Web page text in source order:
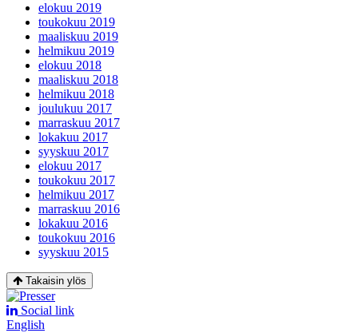
elokuu 2019
toukokuu 2019
maaliskuu 2019
helmikuu 2019
elokuu 2018
maaliskuu 2018
helmikuu 2018
joulukuu 2017
marraskuu 2017
lokakuu 2017
syyskuu 2017
elokuu 2017
toukokuu 2017
helmikuu 2017
marraskuu 2016
lokakuu 2016
toukokuu 2016
syyskuu 2015
Takaisin ylös
Social link
English